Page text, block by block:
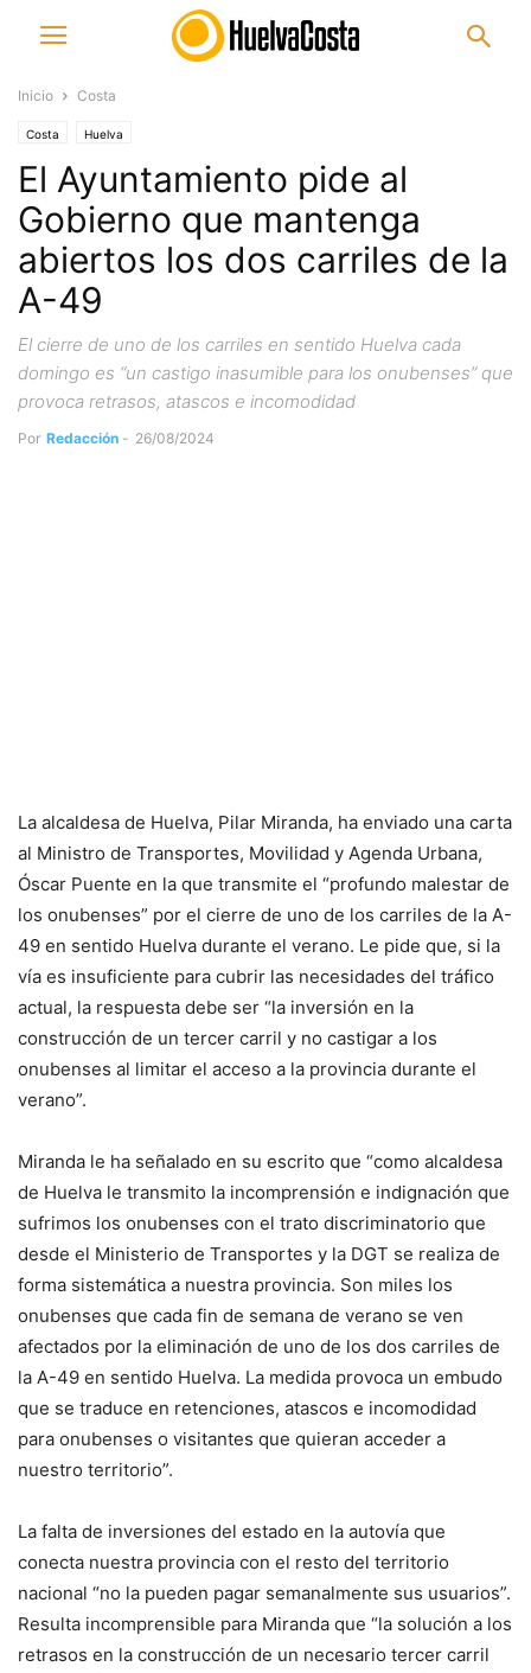
Inicio Costa
Costa Huelva
El Ayuntamiento pide al
Gobierno que mantenga
abiertos los dos carriles de la
A-49
El cierre de uno de los carriles en sentido Huelva cada
domingo es “un castigo inasumible para los onubenses” que
provoca retrasos, atascos e incomodidad
Por Redacción - 26/08/2024
La alcaldesa de Huelva, Pilar Miranda, ha enviado una carta
al Ministro de Transportes, Movilidad y Agenda Urbana,
Óscar Puente en la que transmite el “profundo malestar de
los onubenses” por el cierre de uno de los carriles de la A-
49 en sentido Huelva durante el verano. Le pide que, si la
vía es insuficiente para cubrir las necesidades del tráfico
actual, la respuesta debe ser “la inversión en la
construcción de un tercer carril y no castigar a los
onubenses al limitar el acceso a la provincia durante el
verano”.
Miranda le ha señalado en su escrito que “como alcaldesa
de Huelva le transmito la incomprensión e indignación que
sufrimos los onubenses con el trato discriminatorio que
desde el Ministerio de Transportes y la DGT se realiza de
forma sistemática a nuestra provincia. Son miles los
onubenses que cada fin de semana de verano se ven
afectados por la eliminación de uno de los dos carriles de
la A-49 en sentido Huelva. La medida provoca un embudo
que se traduce en retenciones, atascos e incomodidad
para onubenses o visitantes que quieran acceder a
nuestro territorio”.
La falta de inversiones del estado en la autovía que
conecta nuestra provincia con el resto del territorio
nacional “no la pueden pagar semanalmente sus usuarios”.
Resulta incomprensible para Miranda que “la solución a los
retrasos en la construcción de un necesario tercer carril